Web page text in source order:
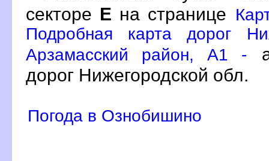
секторе Е на странице
Подробная карта дорог
Арзамасский район, A1 -
дорог Нижегородской обл.
Погода в Ознобишино